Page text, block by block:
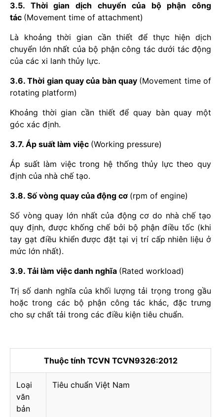
3.5. Thời gian dịch chuyển của bộ phận công
tác (Movement time of attachment)
Là khoảng thời gian cần thiết để thực hiện dịch
chuyển lớn nhất của bộ phận công tác dưới tác động
của các xi lanh thủy lực.
3.6. Thời gian quay của bàn quay (Movement time of
rotating platform)
Khoảng thời gian cần thiết để quay bàn quay một
góc xác định.
3.7. Áp suất làm việc (Working pressure)
Áp suất làm việc trong hệ thống thủy lực theo quy
định của nhà chế tạo.
3.8. Số vòng quay của động cơ (rpm of engine)
Số vòng quay lớn nhất của động cơ do nhà chế tạo
quy định, được khống chế bởi bộ phận điều tốc (khi
tay gạt điều khiển được đặt tại vị trí cấp nhiên liệu ở
mức lớn nhất).
3.9. Tải làm việc danh nghĩa (Rated workload)
Trị số danh nghĩa của khối lượng tải trọng trong gầu
hoặc trong các bộ phận công tác khác, đặc trưng
cho sự chất tải trong các điều kiện tiêu chuẩn.
Thuộc tính TCVN TCVN9326:2012
Loại
văn
bản
Tiêu chuẩn Việt Nam